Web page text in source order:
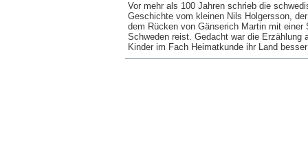
Vor mehr als 100 Jahren schrieb die
Geschichte vom kleinen Nils Holgersson,
dem Rücken von Gänserich Martin mit einer
Schweden reist. Gedacht war die Erzählung
Kinder im Fach Heimatkunde ihr Land